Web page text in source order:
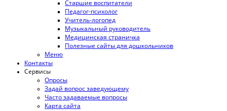
Старшие воспитатели
Педагог-психолог
Учитель-логопед
Музыкальный руководитель
Медицинская страничка
Полезные сайты для дошкольников
Меню
Контакты
Сервисы
Опросы
Задай вопрос заведующему
Часто задаваемые вопросы
Карта сайта